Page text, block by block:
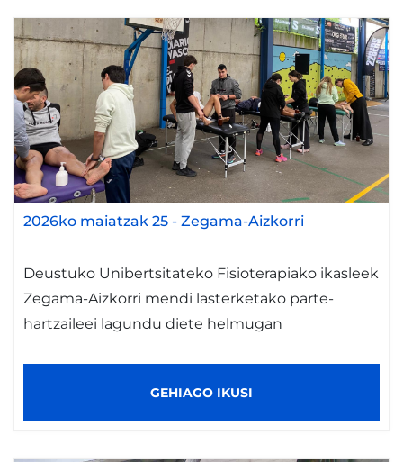
2026ko maiatzak 25 - Zegama-Aizkorri
Deustuko Unibertsitateko Fisioterapiako ikasleek
Zegama-Aizkorri mendi lasterketako parte-
hartzaileei lagundu diete helmugan
GEHIAGO IKUSI